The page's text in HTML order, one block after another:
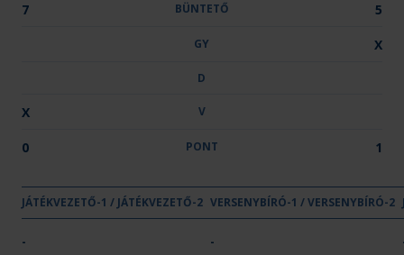
7 BÜNTETŐ 5
GY X
D
X V
0 PONT 1
Csapat neve
VÉGEREDMÉNY FÉLIDŐ BÜNTETŐ GY
OTP Bank - PICK Szeged
JÁTÉKVEZETŐ-1 / JÁTÉKVEZETŐ-2 VERSENYBÍRÓ-1 / VERSENYBÍRÓ-2
- -